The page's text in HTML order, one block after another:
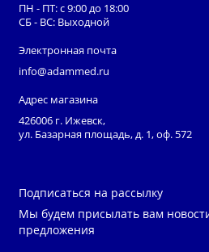
ПН - ПТ: с 9:00 до 18:00
СБ - ВС: Выходной
Электронная почта
info@adammed.ru
Адрес магазина
426006 г. Ижевск,
ул. Базарная площадь, д. 1, оф. 572
Подписаться на рассылку
Мы будем присылать вам
предложения